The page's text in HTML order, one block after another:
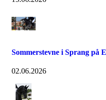
Sommerstevne i Sprang på
02.06.2026